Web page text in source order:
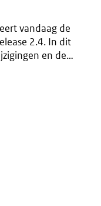
vandaag de
2.4. In dit
en de